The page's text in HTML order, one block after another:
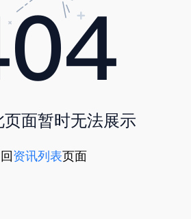
面暂时无法展示
资讯列表页面